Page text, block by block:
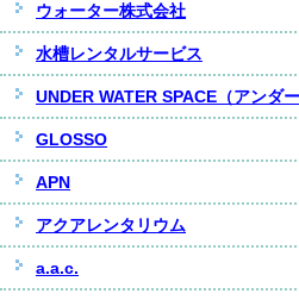
ウォーター株式会社
水槽レンタルサービス
UNDER WATER SPACE（アンダ
GLOSSO
APN
アクアレンタリウム
a.a.c.